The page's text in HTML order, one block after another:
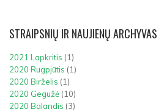
STRAIPSNIŲ IR NAUJIENŲ ARCHYVAS
2021 Lapkritis (1)
2020 Rugpjūtis (1)
2020 Birželis (1)
2020 Gegužė (10)
2020 Balandis (3)